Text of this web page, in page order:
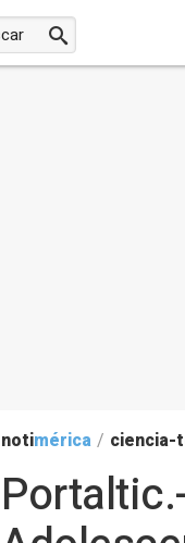
notimérica / ciencia-